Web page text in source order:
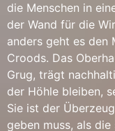
die Menschen in
der Wand für die
anders geht es den
Croods. Das
Grug, trägt
der Höhle bleiben,
Sie ist der
geben muss, als